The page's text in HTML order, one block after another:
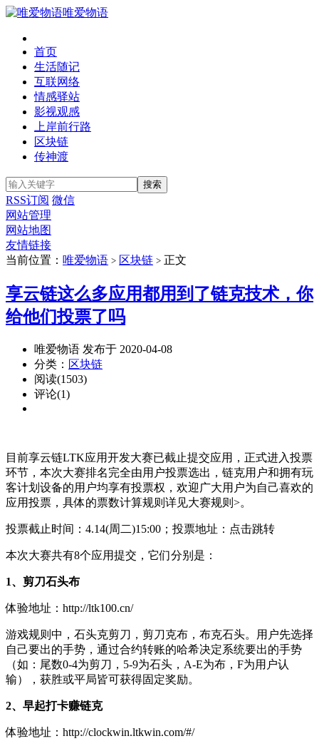
唯爱物语
首页
生活随记
互联网络
情感驿站
影视观感
上岸前行路
区块链
传神渡
RSS订阅 微信
网站管理
网站地图
友情链接
当前位置： 唯爱物语 > 区块链 > 正文
享云链这么多应用都用到了链克技术，你
给他们投票了吗
唯爱物语 发布于 2020-04-08
分类： 区块链
阅读(1503)
评论(1)
目前享云链LTK应用开发大赛已截止提交应用，正式进入投票
环节，本次大赛排名完全由用户投票选出，链克用户和拥有玩
客计划设备的用户均享有投票权，欢迎广大用户为自己喜欢的
应用投票，具体的票数计算规则详见大赛规则>。
投票截止时间：4.14(周二)15:00；投票地址：点击跳转
本次大赛共有8个应用提交，它们分别是：
1、剪刀石头布
体验地址：http://ltk100.cn/
游戏规则中，石头克剪刀，剪刀克布，布克石头。用户先选择
自己要出的手势，通过合约转账的哈希决定系统要出的手势
（如：尾数0-4为剪刀，5-9为石头，A-E为布，F为用户认
输），获胜或平局皆可获得固定奖励。
2、早起打卡赚链克
体验地址：http://clockwin.ltkwin.com/#/